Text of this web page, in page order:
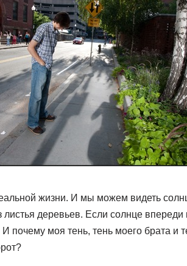
жизни. И мы можем видеть
листья деревьев. Если солнце
почему моя тень, тень моего брата и